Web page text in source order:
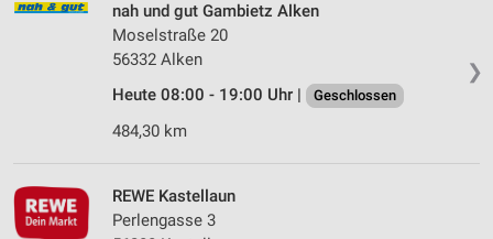
❯
nah und gut Gambietz Alken
Moselstraße 20
56332 Alken
Heute 08:00 - 19:00 Uhr |
Geschlossen
484,30 km
REWE Kastellaun
Perlengasse 3
Wir nutzen Ihre Daten für folgende Zwecke:
IAB-Verarbeitungszwecke:
auf einem Endgerät
Verwendung reduzierter Daten zur Auswahl von
Erstellung von Profilen für personalisierte
Werbung